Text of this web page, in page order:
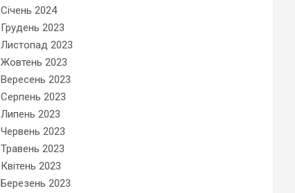
Січень 2024
Грудень 2023
Листопад 2023
Жовтень 2023
Вересень 2023
Серпень 2023
Липень 2023
Червень 2023
Травень 2023
Квітень 2023
Березень 2023